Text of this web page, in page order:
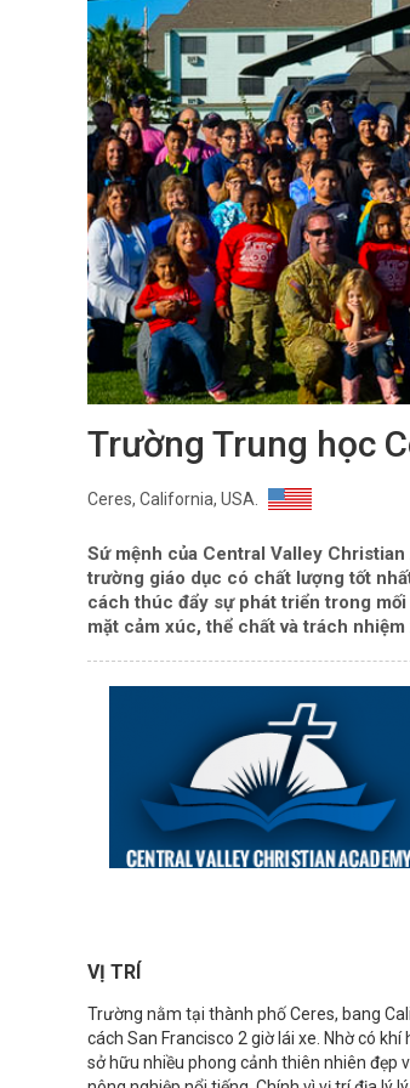
Trường Trung học
Ceres, California, USA.
Sứ mệnh của Central Valley
trường giáo dục có chất lượng tốt
cách thúc đẩy sự phát triển trong
mặt cảm xúc, thể chất và trách nhiệm
VỊ TRÍ
Trường nằm tại thành phố Ceres, bang
cách San Francisco 2 giờ lái xe. Nhờ có khí
sở hữu nhiều phong cảnh thiên nhiên đẹp